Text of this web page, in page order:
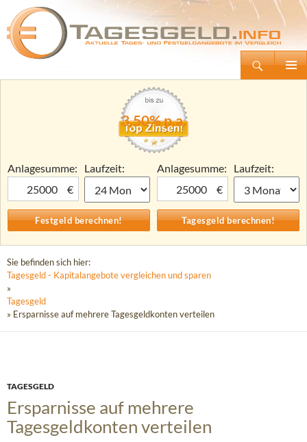
Tagesgeld.info – Tagesgeldkonten vergleichen und Tagesgeld-Zinsen berechnen
Zum
3,50% p.a.
Anlagesumme:
€
Laufzeit:
Anlagesumme:
€
Laufzeit:
Sie befinden sich hier:
Tagesgeld - Kapitalangebote vergleichen und sparen
»
Tagesgeld
» Ersparnisse auf mehrere Tagesgeldkonten verteilen
TAGESGELD
Ersparnisse auf mehrere
Tagesgeldkonten verteilen